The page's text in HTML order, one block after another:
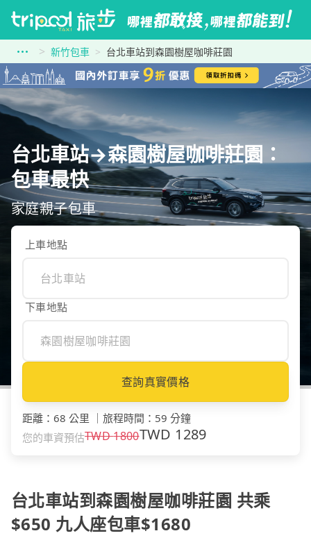
新竹包車 台北車站到森園樹屋咖啡莊園
台北車站→森園樹屋咖啡莊園：
包車最快
家庭親子包車
上車地點
下車地點
查詢真實價格
距離 ： 68 公里 旅程時間 ： 59 分鐘
您的車資預估TWD1800TWD 1289
台北車站到森園樹屋咖啡莊園 共乘
$650 九人座包車$1680